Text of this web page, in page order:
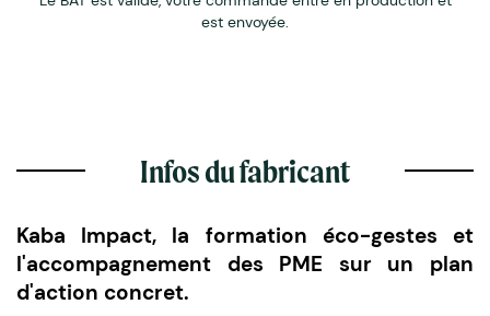
est envoyée.
Infos du fabricant
Kaba Impact, la formation éco-gestes et
l'accompagnement des PME sur un plan
d'action concret.